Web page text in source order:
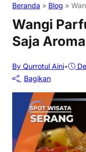
Beranda » Blog »
Wangi
Saja
By Qurrotul Aini•
Bagikan